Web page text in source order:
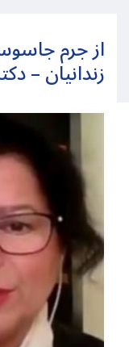
از جرم
زندانیان –